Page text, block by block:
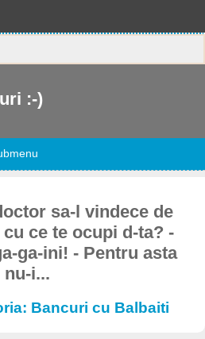
:-)
sa-l vindece de
ce te ocupi d-ta? -
ga-ini! - Pentru asta
nu-i...
Bancuri cu Balbaiti